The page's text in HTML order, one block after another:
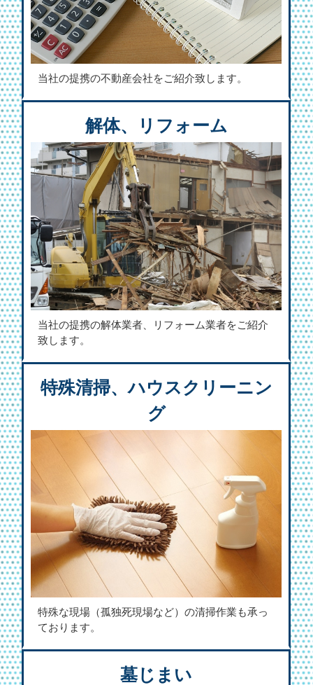
当社の提携の不動産会社をご紹介致します。
解体、リフォーム
当社の提携の解体業者、リフォーム業者をご紹介
致します。
特殊清掃、ハウスクリーニン
グ
特殊な現場（孤独死現場など）の清掃作業も承っ
ております。
墓じまい